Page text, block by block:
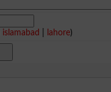
islamabad lahore)